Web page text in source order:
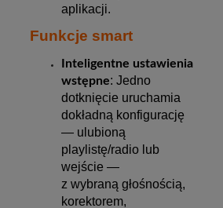
aplikacji.
Funkcje smart
Inteligentne ustawienia
wstępne: Jedno
dotknięcie uruchamia
dokładną konfigurację
— ulubioną
playlistę/radio lub
wejście —
z wybraną głośnością,
korektorem,